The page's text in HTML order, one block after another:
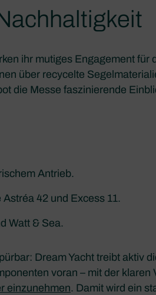
ihr mutiges Engagement für
über recycelte
die Messe faszinierende
Antrieb.
42 und Excess 11.
Watt & Sea.
Dream Yacht treibt aktiv
voran – mit der klaren
einzunehmen. Damit wird ein